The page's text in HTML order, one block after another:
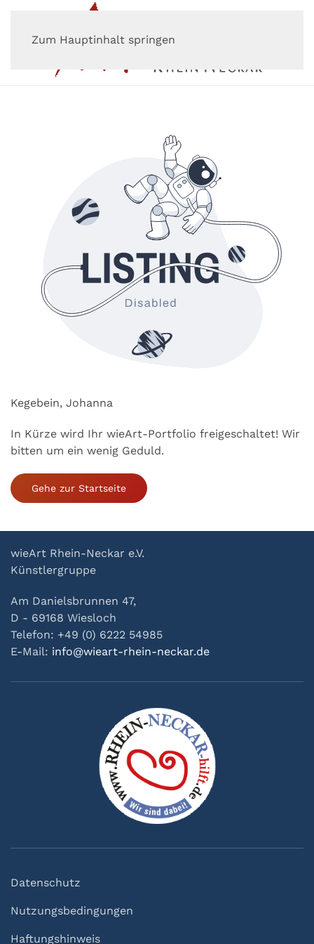
Zum Hauptinhalt springen
Kegebein, Johanna
In Kürze wird Ihr wieArt-Portfolio freigeschaltet! Wir
bitten um ein wenig Geduld.
Gehe zur Startseite
wieArt Rhein-Neckar e.V.
Künstlergruppe
Am Danielsbrunnen 47,
D - 69168 Wiesloch
Telefon: +49 (0) 6222 54985
E-Mail: info@wieart-rhein-neckar.de
Datenschutz
Nutzungsbedingungen
Haftungshinweis